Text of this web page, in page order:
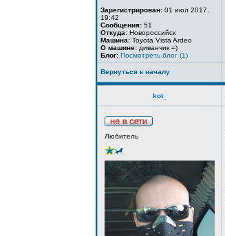
Зарегистрирован: 01 июл 2017,
19:42
Сообщения: 51
Откуда: Новороссийск
Машина: Toyota Vista Ardeo
О машине: диванчик =)
Блог: Посмотреть блог (1)
Вернуться к началу
kot_
Любитель